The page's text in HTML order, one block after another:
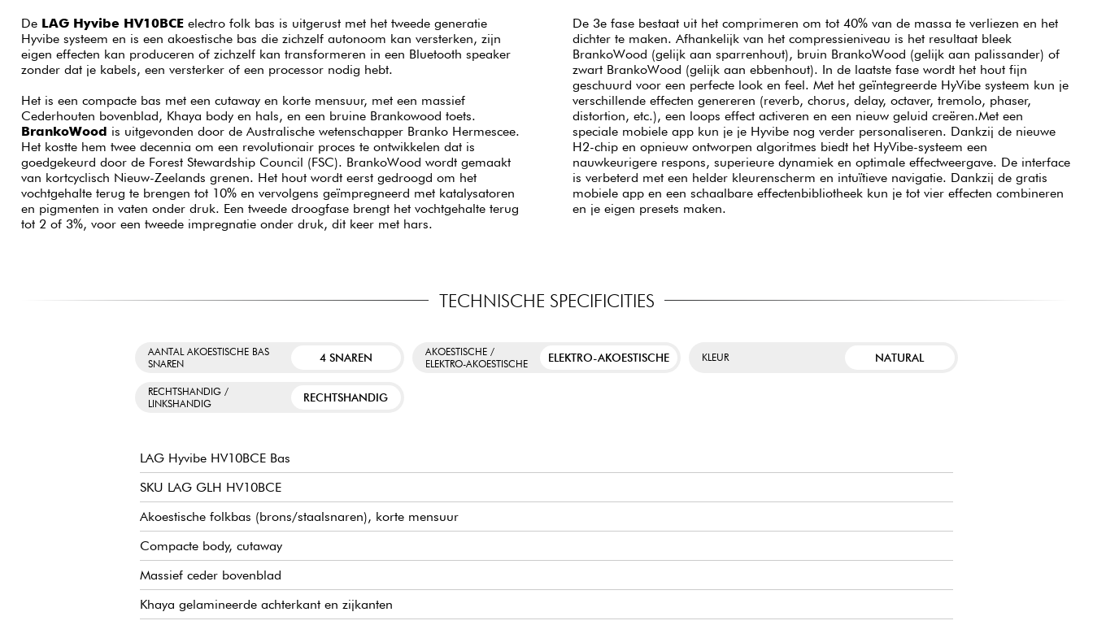
De LAG Hyvibe HV10BCEelectro folk bas is uitgerust met het tweede generatie
Hyvibe systeem en is een akoestische bas die zichzelf autonoom kan versterken, zijn
eigen effecten kan produceren of zichzelf kan transformeren in een Bluetooth speaker
zonder dat je kabels, een versterker of een processor nodig hebt.
Het is een compacte bas met een cutaway en korte mensuur, met een massief
Cederhouten bovenblad, Khaya body en hals, en een bruine Brankowood toets.
BrankoWood is uitgevonden door de Australische wetenschapper Branko Hermescee.
Het kostte hem twee decennia om een revolutionair proces te ontwikkelen dat is
goedgekeurd door de Forest Stewardship Council (FSC). BrankoWood wordt gemaakt
van kortcyclisch Nieuw-Zeelands grenen. Het hout wordt eerst gedroogd om het
vochtgehalte terug te brengen tot 10% en vervolgens geïmpregneerd met katalysatoren
en pigmenten in vaten onder druk. Een tweede droogfase brengt het vochtgehalte terug
tot 2 of 3%, voor een tweede impregnatie onder druk, dit keer met hars.
De 3e fase bestaat uit het comprimeren om tot 40% van de massa te verliezen en het
dichter te maken. Afhankelijk van het compressieniveau is het resultaat bleek
BrankoWood (gelijk aan sparrenhout), bruin BrankoWood (gelijk aan palissander) of
zwart BrankoWood (gelijk aan ebbenhout). In de laatste fase wordt het hout fijn
geschuurd voor een perfecte look en feel. Met het geïntegreerde HyVibe systeem kun je
verschillende effecten genereren (reverb, chorus, delay, octaver, tremolo, phaser,
distortion, etc.), een loops effect activeren en een nieuw geluid creëren.Met een
speciale mobiele app kun je je Hyvibe nog verder personaliseren. Dankzij de nieuwe
H2-chip en opnieuw ontworpen algoritmes biedt het HyVibe-systeem een
nauwkeurigere respons, superieure dynamiek en optimale effectweergave. De interface
is verbeterd met een helder kleurenscherm en intuïtieve navigatie. Dankzij de gratis
mobiele app en een schaalbare effectenbibliotheek kun je tot vier effecten combineren
en je eigen presets maken.
TECHNISCHE SPECIFICITIES
AANTAL AKOESTISCHE BAS
SNAREN
4 SNAREN
AKOESTISCHE /
ELEKTRO-AKOESTISCHE
ELEKTRO-AKOESTISCHE KLEUR NATURAL
RECHTSHANDIG /
LINKSHANDIG
RECHTSHANDIG
LAG Hyvibe HV10BCE Bas
SKU LAG GLH HV10BCE
Akoestische folkbas (brons/staalsnaren), korte mensuur
Compacte body, cutaway
Massief ceder bovenblad
Khaya gelamineerde achterkant en zijkanten